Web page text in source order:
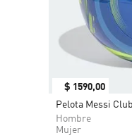
$ 1590,00
Pelota Messi Club
Hombre
Mujer